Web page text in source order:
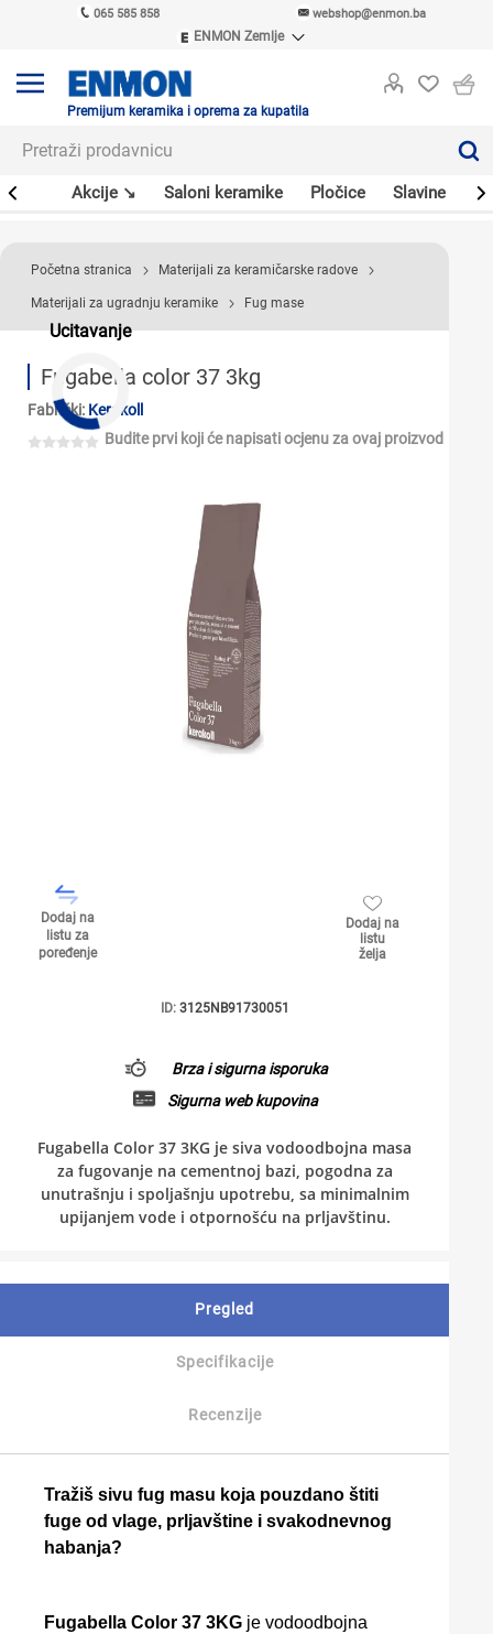
065 585 858 webshop@enmon.ba
ENMON Zemlje
ENMON MKD
Premijum keramika i oprema za kupatila
Akcije ↘ Saloni keramike Pločice Slavine
Ucitavanje
Početna stranica Materijali za keramičarske radove
Materijali za ugradnju keramike Fug mase
Fugabella color 37 3kg
Fabrički: Kerakoll
Budite prvi koji će napisati ocjenu za ovaj proizvod
Dodaj na
listu za
poređenje
Dodaj na
listu
želja
ID: 3125NB91730051
Brza i sigurna isporuka
Sigurna web kupovina
Fugabella Color 37 3KG je siva vodoodbojna masa
za fugovanje na cementnoj bazi, pogodna za
unutrašnju i spoljašnju upotrebu, sa minimalnim
upijanjem vode i otpornošću na prljavštinu.
Pregled
Specifikacije
Recenzije
Tražiš sivu fug masu koja pouzdano štiti
fuge od vlage, prljavštine i svakodnevnog
habanja?
Fugabella Color 37 3KG je vodoodbojna